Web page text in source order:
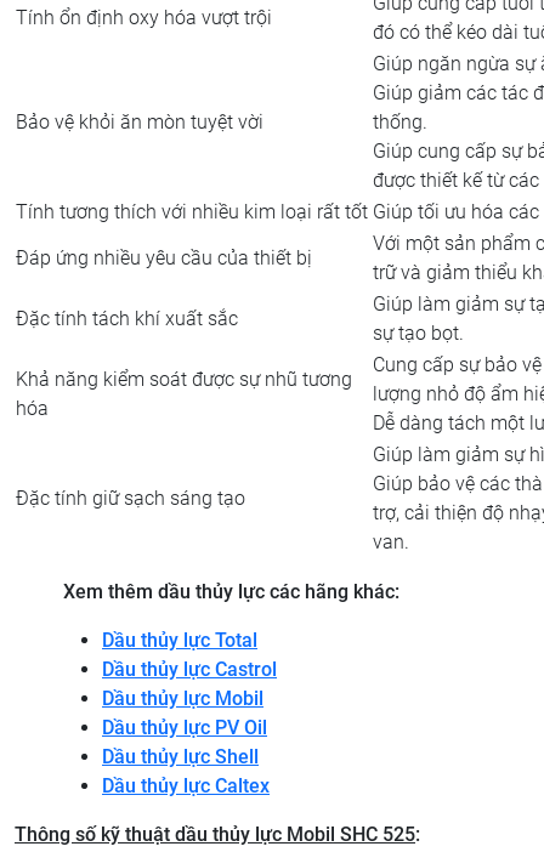
Tính ổn định oxy hóa vượt trội
đó có thể kéo dài
Bảo vệ khỏi ăn mòn tuyệt vời
Giúp ngăn ngừa sự
Giúp giảm các tác
thống.
Giúp cung cấp sự
được thiết kế từ
Tính tương thích với nhiều kim loại rất tốt Giúp tối ưu hóa
Đáp ứng nhiều yêu cầu của thiết bị
Với một sản phẩm
trữ và giảm thiểu
Đặc tính tách khí xuất sắc
Giúp làm giảm sự
sự tạo bọt.
Khả năng kiểm soát được sự nhũ tương
hóa
Cung cấp sự bảo
lượng nhỏ độ ẩm
Dễ dàng tách một
Đặc tính giữ sạch sáng tạo
Giúp làm giảm sự
Giúp bảo vệ các
trợ, cải thiện độ
van.
Xem thêm dầu thủy lực các hãng khác:
Dầu thủy lực Total
Dầu thủy lực Castrol
Dầu thủy lực Mobil
Dầu thủy lực PV Oil
Dầu thủy lực Shell
Dầu thủy lực Caltex
Thông số kỹ thuật dầu thủy lực Mobil SHC 525: